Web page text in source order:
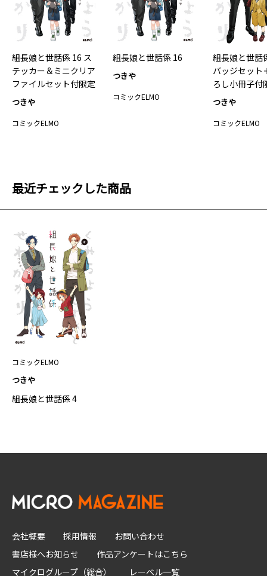
組長娘と世話係 16 ス
テッカー＆ミニクリア
ファイルセット付限定
つきや
コミックELMO
組長娘と世話係 16
つきや
コミックELMO
組長娘と世話
バッジセット
ろし小冊子付
つきや
コミックELMO
最近チェックした商品
コミックELMO
つきや
組長娘と世話係 4
会社概要 採用情報
お問い合わせ
書店様へお知らせ
作品アンケートはこちら
マイクログループ（総合）
レーベル一覧